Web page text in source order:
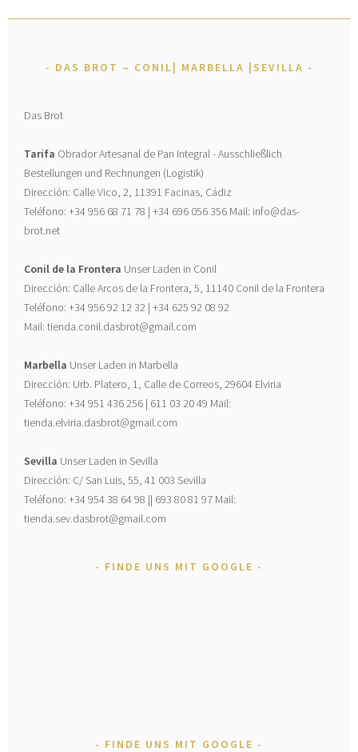
DAS BROT – CONIL| MARBELLA |SEVILLA
Das Brot
Tarifa Obrador Artesanal de Pan Integral - Ausschließlich
Bestellungen und Rechnungen (Logistik)
Dirección: Calle Vico, 2, 11391 Facinas, Cádiz
Teléfono: +34 956 68 71 78 | +34 696 056 356 Mail: info@das-
brot.net
Conil de la Frontera Unser Laden in Conil
Dirección: Calle Arcos de la Frontera, 5, 11140 Conil de la Frontera
Teléfono: +34 956 92 12 32 | +34 625 92 08 92
Mail: tienda.conil.dasbrot@gmail.com
Marbella Unser Laden in Marbella
Dirección: Urb. Platero, 1, Calle de Correos, 29604 Elviria
Teléfono: +34 951 436 256 | 611 03 20 49 Mail:
tienda.elviria.dasbrot@gmail.com
Sevilla Unser Laden in Sevilla
Dirección: C/ San Luis, 55, 41 003 Sevilla
Teléfono: +34 954 38 64 98 || 693 80 81 97 Mail:
tienda.sev.dasbrot@gmail.com
FINDE UNS MIT GOOGLE
FINDE UNS MIT GOOGLE